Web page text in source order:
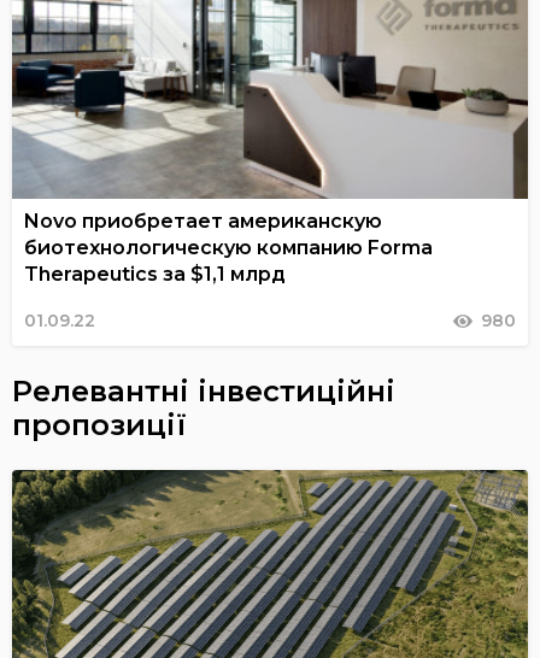
Novo приобретает американскую
биотехнологическую компанию Forma
Therapeutics за $1,1 млрд
01.09.22 980
Релевантні інвестиційні
пропозиції